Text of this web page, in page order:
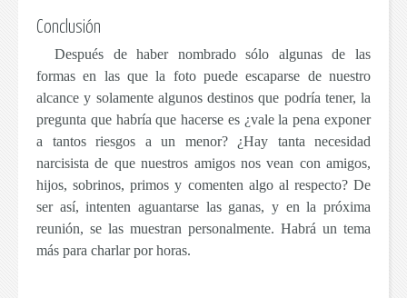
Conclusión
Después de haber nombrado sólo algunas de las
formas en las que la foto puede escaparse de nuestro
alcance y solamente algunos destinos que podría tener, la
pregunta que habría que hacerse es ¿vale la pena exponer
a tantos riesgos a un menor?¿Hay tanta necesidad
narcisista de que nuestros amigos nos vean con amigos,
hijos, sobrinos, primos y comenten algo al respecto? De
ser así,intenten aguantarse las ganas, y en la próxima
reunión, se las muestran personalmente. Habrá un tema
más para charlar por horas.